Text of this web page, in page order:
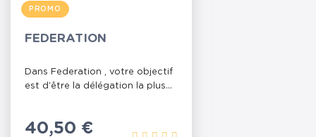
PROMO
FEDERATION
Dans Federation , votre objectif
est d'être la délégation la plus...
Prix
40,50 €